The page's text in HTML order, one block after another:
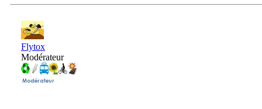
Flytox
Modérateur